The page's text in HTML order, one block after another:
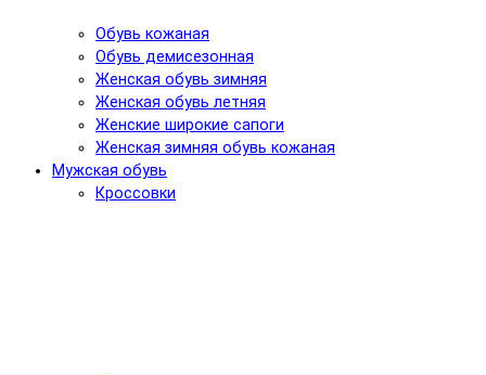
Обувь кожаная
Обувь демисезонная
Женская обувь зимняя
Женская обувь летняя
Женские широкие сапоги
Женская зимняя обувь кожаная
Мужская обувь
Кроссовки